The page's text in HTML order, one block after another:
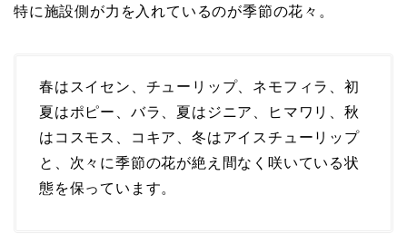
特に施設側が力を入れているのが季節の花々。
春はスイセン、チューリップ、ネモフィラ、初
夏はポピー、バラ、夏はジニア、ヒマワリ、秋
はコスモス、コキア、冬はアイスチューリップ
と、次々に季節の花が絶え間なく咲いている状
態を保っています。